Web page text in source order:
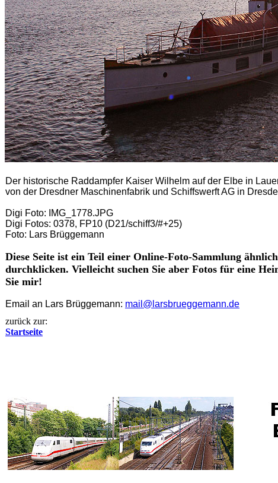
Der historische Raddampfer Kaiser Wilhelm auf der Elbe in
von der Dresdner Maschinenfabrik und Schiffswerft AG in
Digi Foto: IMG_1778.JPG
Digi Fotos: 0378, FP10 (D21/schiff3/#+25)
Foto: Lars Brüggemann
Diese Seite ist ein Teil einer Online-Foto-Sammlung
durchklicken. Vielleicht suchen Sie aber Fotos für eine
Sie mir!
Email an Lars Brüggemann: mail@larsbrueggemann.de
zurück zur:
Startseite